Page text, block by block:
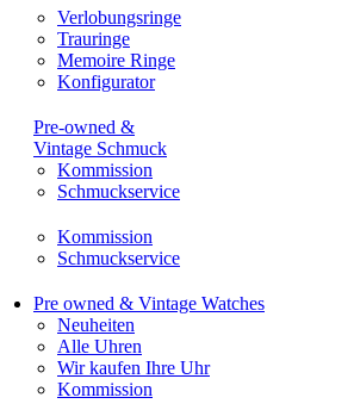
Verlobungsringe
Trauringe
Memoire Ringe
Konfigurator
Pre-owned &
Vintage Schmuck
Kommission
Schmuckservice
Kommission
Schmuckservice
Pre owned & Vintage Watches
Neuheiten
Alle Uhren
Wir kaufen Ihre Uhr
Kommission